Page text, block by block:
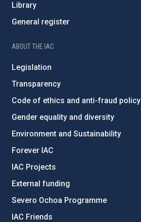
Library
General register
ABOUT THE IAC
Legislation
Transparency
Code of ethics and anti-fraud policy
Gender equality and diversity
Environment and Sustainability
Forever IAC
IAC Projects
External funding
Severo Ochoa Programme
IAC Friends